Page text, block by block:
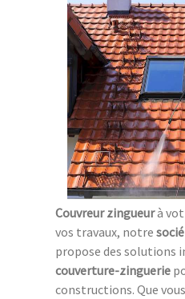
Couvreur zingueurà
vos travaux, notre
propose des solutions
couverture-zinguerie
constructions. Que